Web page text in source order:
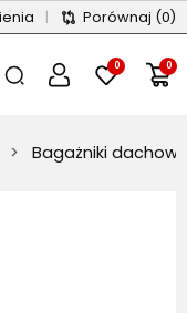
| Porównaj (0)
0 0
Bagażniki dachowe